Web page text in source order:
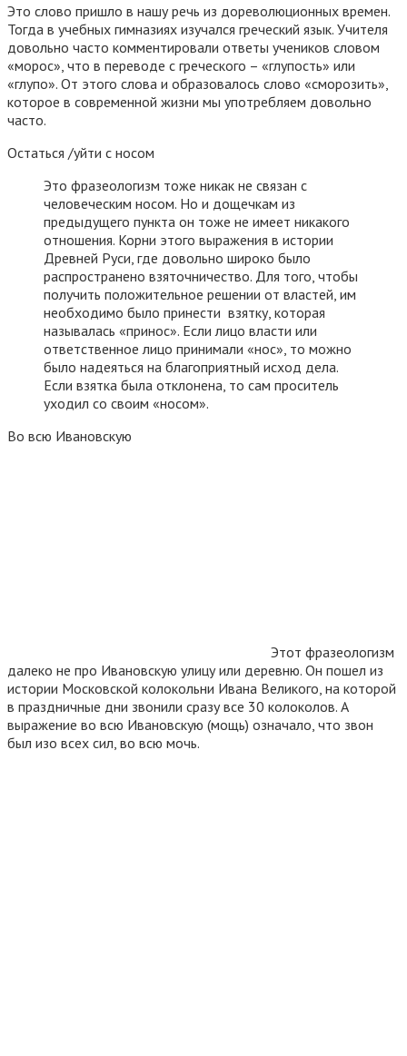
Это слово пришло в нашу речь из дореволюционных времен.
Тогда в учебных гимназиях изучался греческий язык. Учителя
довольно часто комментировали ответы учеников словом
«морос», что в переводе с греческого – «глупость» или
«глупо». От этого слова и образовалось слово «сморозить»,
которое в современной жизни мы употребляем довольно
часто.
Остаться /уйти с носом
Это фразеологизм тоже никак не связан с
человеческим носом. Но и дощечкам из
предыдущего пункта он тоже не имеет никакого
отношения. Корни этого выражения в истории
Древней Руси, где довольно широко было
распространено взяточничество. Для того, чтобы
получить положительное решении от властей, им
необходимо было принести взятку, которая
называлась «принос». Если лицо власти или
ответственное лицо принимали «нос», то можно
было надеяться на благоприятный исход дела.
Если взятка была отклонена, то сам проситель
уходил со своим «носом».
Во всю Ивановскую
Этот фразеологизм
далеко не про Ивановскую улицу или деревню. Он пошел из
истории Московской колокольни Ивана Великого, на которой
в праздничные дни звонили сразу все 30 колоколов. А
выражение во всю Ивановскую (мощь) означало, что звон
был изо всех сил, во всю мочь.